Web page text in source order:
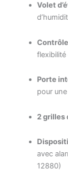
Volet
Porte
pour
2 grilles
avec
12880)